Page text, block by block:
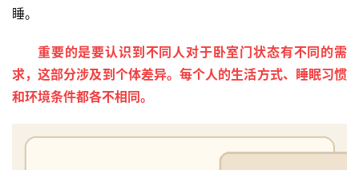
睡。
重要的是要认识到不同人对于卧室门状态有不同的需
求，这部分涉及到个体差异。每个人的生活方式、睡眠习惯
和环境条件都各不相同。